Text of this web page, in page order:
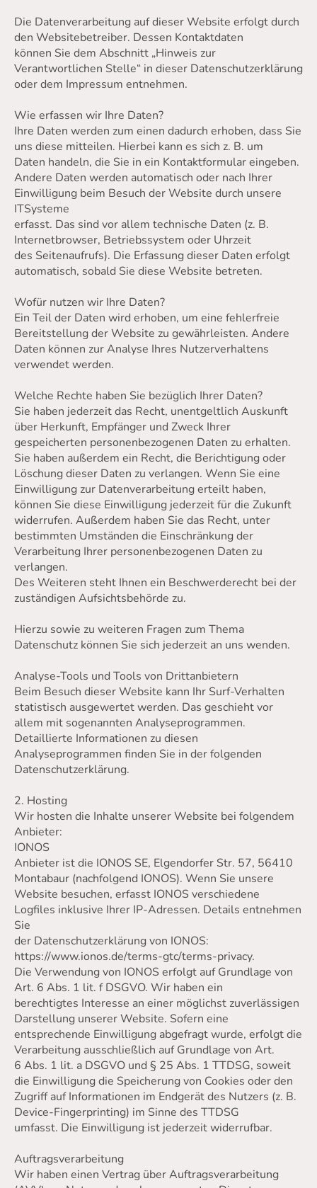
Die Datenverarbeitung auf dieser Website erfolgt durch
den Websitebetreiber. Dessen Kontaktdaten
können Sie dem Abschnitt „Hinweis zur
Verantwortlichen Stelle“ in dieser Datenschutzerklärung
oder dem Impressum entnehmen.
Wie erfassen wir Ihre Daten?
Ihre Daten werden zum einen dadurch erhoben, dass Sie
uns diese mitteilen. Hierbei kann es sich z. B. um
Daten handeln, die Sie in ein Kontaktformular eingeben.
Andere Daten werden automatisch oder nach Ihrer
Einwilligung beim Besuch der Website durch unsere
ITSysteme
erfasst. Das sind vor allem technische Daten (z. B.
Internetbrowser, Betriebssystem oder Uhrzeit
des Seitenaufrufs). Die Erfassung dieser Daten erfolgt
automatisch, sobald Sie diese Website betreten.
Wofür nutzen wir Ihre Daten?
Ein Teil der Daten wird erhoben, um eine fehlerfreie
Bereitstellung der Website zu gewährleisten. Andere
Daten können zur Analyse Ihres Nutzerverhaltens
verwendet werden.
Welche Rechte haben Sie bezüglich Ihrer Daten?
Sie haben jederzeit das Recht, unentgeltlich Auskunft
über Herkunft, Empfänger und Zweck Ihrer
gespeicherten personenbezogenen Daten zu erhalten.
Sie haben außerdem ein Recht, die Berichtigung oder
Löschung dieser Daten zu verlangen. Wenn Sie eine
Einwilligung zur Datenverarbeitung erteilt haben,
können Sie diese Einwilligung jederzeit für die Zukunft
widerrufen. Außerdem haben Sie das Recht, unter
bestimmten Umständen die Einschränkung der
Verarbeitung Ihrer personenbezogenen Daten zu
verlangen.
Des Weiteren steht Ihnen ein Beschwerderecht bei der
zuständigen Aufsichtsbehörde zu.
Hierzu sowie zu weiteren Fragen zum Thema
Datenschutz können Sie sich jederzeit an uns wenden.
Analyse-Tools und Tools von Drittanbietern
Beim Besuch dieser Website kann Ihr Surf-Verhalten
statistisch ausgewertet werden. Das geschieht vor
allem mit sogenannten Analyseprogrammen.
Detaillierte Informationen zu diesen
Analyseprogrammen finden Sie in der folgenden
Datenschutzerklärung.
2. Hosting
Wir hosten die Inhalte unserer Website bei folgendem
Anbieter:
IONOS
Anbieter ist die IONOS SE, Elgendorfer Str. 57, 56410
Montabaur (nachfolgend IONOS). Wenn Sie unsere
Website besuchen, erfasst IONOS verschiedene
Logfiles inklusive Ihrer IP-Adressen. Details entnehmen
Sie
der Datenschutzerklärung von IONOS:
https://www.ionos.de/terms-gtc/terms-privacy.
Die Verwendung von IONOS erfolgt auf Grundlage von
Art. 6 Abs. 1 lit. f DSGVO. Wir haben ein
berechtigtes Interesse an einer möglichst zuverlässigen
Darstellung unserer Website. Sofern eine
entsprechende Einwilligung abgefragt wurde, erfolgt die
Verarbeitung ausschließlich auf Grundlage von Art.
6 Abs. 1 lit. a DSGVO und § 25 Abs. 1 TTDSG, soweit
die Einwilligung die Speicherung von Cookies oder den
Zugriff auf Informationen im Endgerät des Nutzers (z. B.
Device-Fingerprinting) im Sinne des TTDSG
umfasst. Die Einwilligung ist jederzeit widerrufbar.
Auftragsverarbeitung
Wir haben einen Vertrag über Auftragsverarbeitung